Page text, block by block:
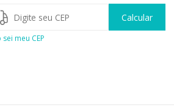
Calcular
meu CEP